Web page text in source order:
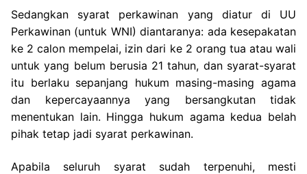
Sedangkan syarat perkawinan yang diatur di UU
Perkawinan (untuk WNI) diantaranya: ada kesepakatan
ke 2 calon mempelai, izin dari ke 2 orang tua atau wali
untuk yang belum berusia 21 tahun, dan syarat-syarat
itu berlaku sepanjang hukum masing-masing agama
dan kepercayaannya yang bersangkutan tidak
menentukan lain. Hingga hukum agama kedua belah
pihak tetap jadi syarat perkawinan.
Apabila seluruh syarat sudah terpenuhi, mesti